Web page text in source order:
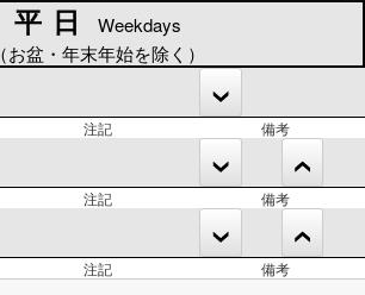
平日
Weekdays
（お盆・年末年始を除く）
注記 備考
注記 備考
注記 備考